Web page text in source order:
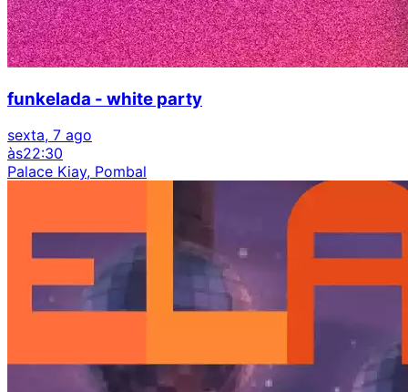
funkelada - white party
sexta, 7 ago
às22:30
Palace Kiay, Pombal